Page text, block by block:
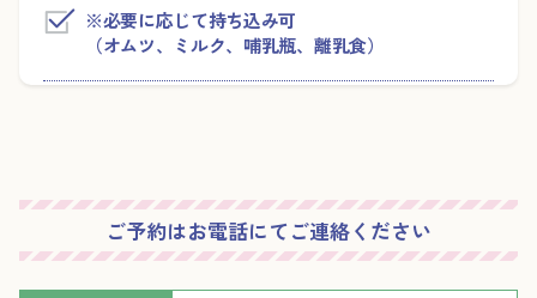
※必要に応じて持ち込み可
（オムツ、ミルク、哺乳瓶、離乳食）
ご予約はお電話にてご連絡ください